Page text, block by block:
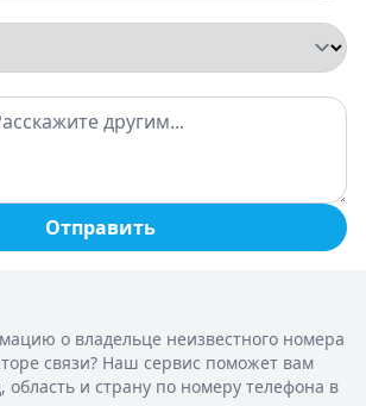
Отправить
о владельце неизвестного номера
связи? Наш сервис поможет вам
область и страну по номеру телефона в